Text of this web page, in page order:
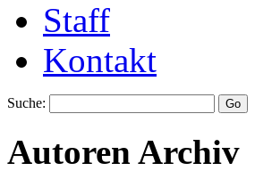
Staff
Kontakt
Suche:
Autoren Archiv